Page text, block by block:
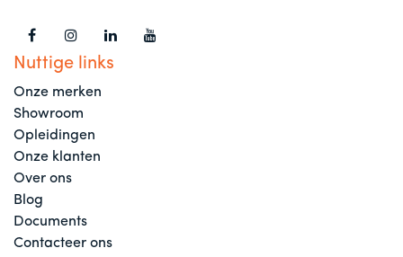
Nuttige links
Onze merken
Showroom
Opleidingen
Onze klanten
Over ons
Blog
Documents
Contacteer ons